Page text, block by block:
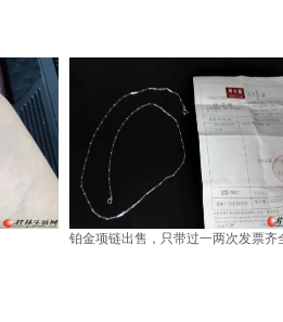
铂金项链出售，只带过一两次发票齐